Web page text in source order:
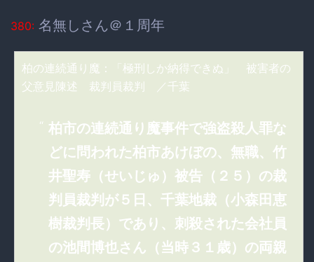
380: 名無しさん＠１周年
柏の連続通り魔：「極刑しか納得できぬ」 被害者の
父意見陳述 裁判員裁判 ／千葉
柏市の連続通り魔事件で強盗殺人罪な
どに問われた柏市あけぼの、無職、竹
井聖寿（せいじゅ）被告（２５）の裁
判員裁判が５日、千葉地裁（小森田恵
樹裁判長）であり、刺殺された会社員
の池間博也さん（当時３１歳）の両親